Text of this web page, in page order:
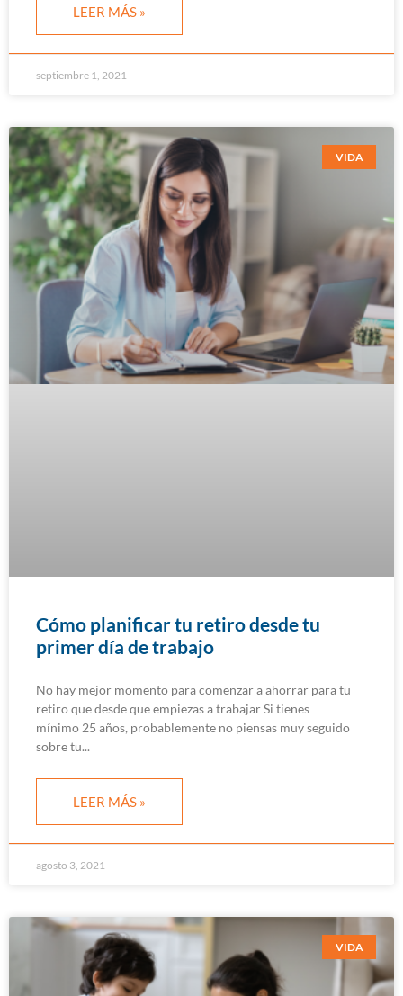
LEER MÁS »
septiembre 1, 2021
VIDA
Cómo planificar tu retiro desde tu
primer día de trabajo
No hay mejor momento para comenzar a ahorrar para tu
retiro que desde que empiezas a trabajar Si tienes
mínimo 25 años, probablemente no piensas muy seguido
sobre tu
LEER MÁS »
agosto 3, 2021
VIDA